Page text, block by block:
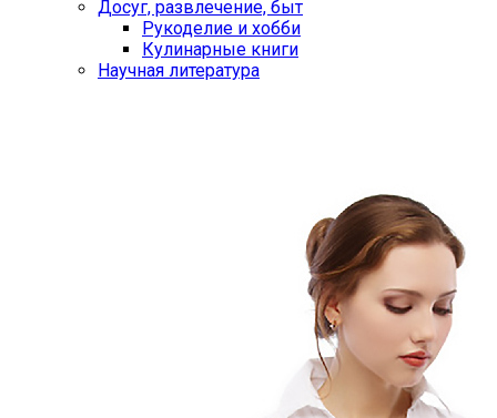
Досуг, развлечение, быт
Рукоделие и хобби
Кулинарные книги
Научная литература